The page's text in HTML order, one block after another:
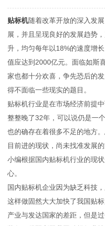
贴标机随着改革开放的深入发
展，并且呈现良好的发展趋势
升，均匀每年以18%的速度增
值应达到2000亿元。面临如斯
家也都十分欢喜，争先恐后的
得不面临一些现实的题目。
贴标机行业是在市场经济前提
整整晚了32年，可以说仍是一
也的确存在着很多不足的地方
目前进的现状，尚未找准发展
小编根据国内贴标机行业的现
心。
国内贴标机企业因为缺乏科技
这样做固然大大加快了我国贴
产业与发达国家的差距，但是